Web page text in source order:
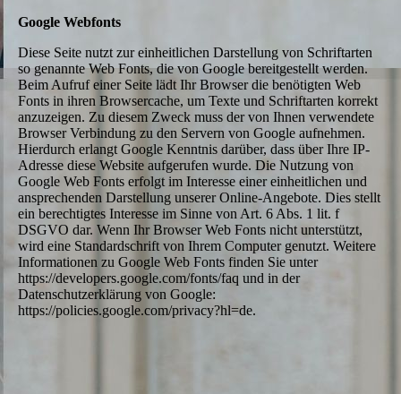
Google Webfonts
Diese Seite nutzt zur einheitlichen Darstellung von Schriftarten
so genannte Web Fonts, die von Google bereitgestellt werden.
Beim Aufruf einer Seite lädt Ihr Browser die benötigten Web
Fonts in ihren Browsercache, um Texte und Schriftarten korrekt
anzuzeigen. Zu diesem Zweck muss der von Ihnen verwendete
Browser Verbindung zu den Servern von Google aufnehmen.
Hierdurch erlangt Google Kenntnis darüber, dass über Ihre IP-
Adresse diese Website aufgerufen wurde. Die Nutzung von
Google Web Fonts erfolgt im Interesse einer einheitlichen und
ansprechenden Darstellung unserer Online-Angebote. Dies stellt
ein berechtigtes Interesse im Sinne von Art. 6 Abs. 1 lit. f
DSGVO dar. Wenn Ihr Browser Web Fonts nicht unterstützt,
wird eine Standardschrift von Ihrem Computer genutzt. Weitere
Informationen zu Google Web Fonts finden Sie unter
https://developers.google.com/fonts/faq und in der
Datenschutzerklärung von Google:
https://policies.google.com/privacy?hl=de.